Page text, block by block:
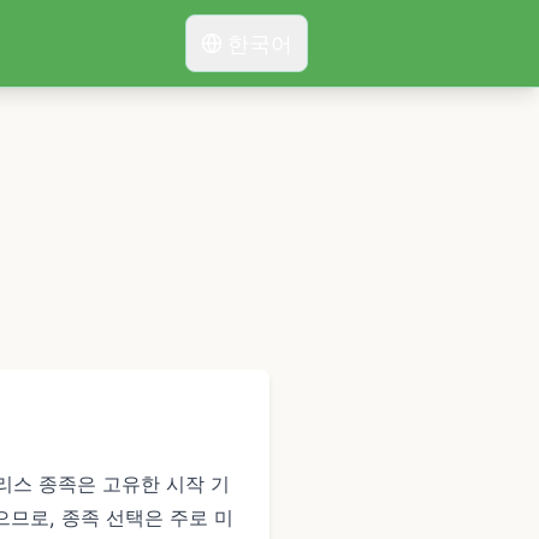
스 종족은 고유한 시작 기
로, 종족 선택은 주로 미